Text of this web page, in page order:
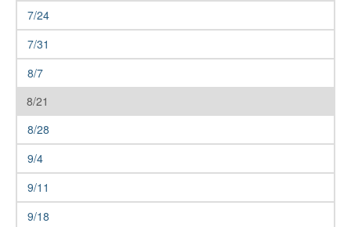
7/24
7/31
8/7
8/21
8/28
9/4
9/11
9/18